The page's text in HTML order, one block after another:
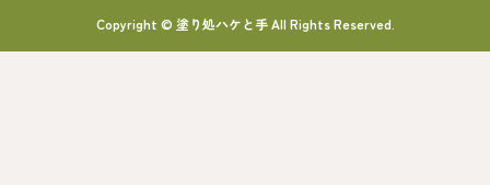
Copyright © 塗り処ハケと手 All Rights Reserved.